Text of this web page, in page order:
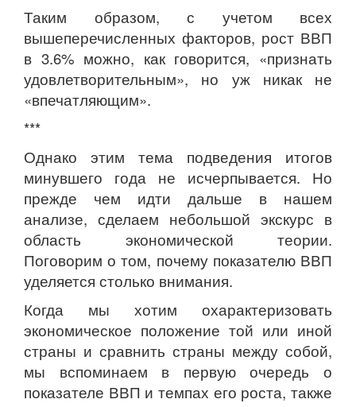
Таким образом, с учетом всех
вышеперечисленных факторов, рост ВВП
в 3.6% можно, как говорится, «признать
удовлетворительным», но уж никак не
«впечатляющим».
***
Однако этим тема подведения итогов
минувшего года не исчерпывается. Но
прежде чем идти дальше в нашем
анализе, сделаем небольшой экскурс в
область экономической теории.
Поговорим о том, почему показателю ВВП
уделяется столько внимания.
Когда мы хотим охарактеризовать
экономическое положение той или иной
страны и сравнить страны между собой,
мы вспоминаем в первую очередь о
показателе ВВП и темпах его роста, также